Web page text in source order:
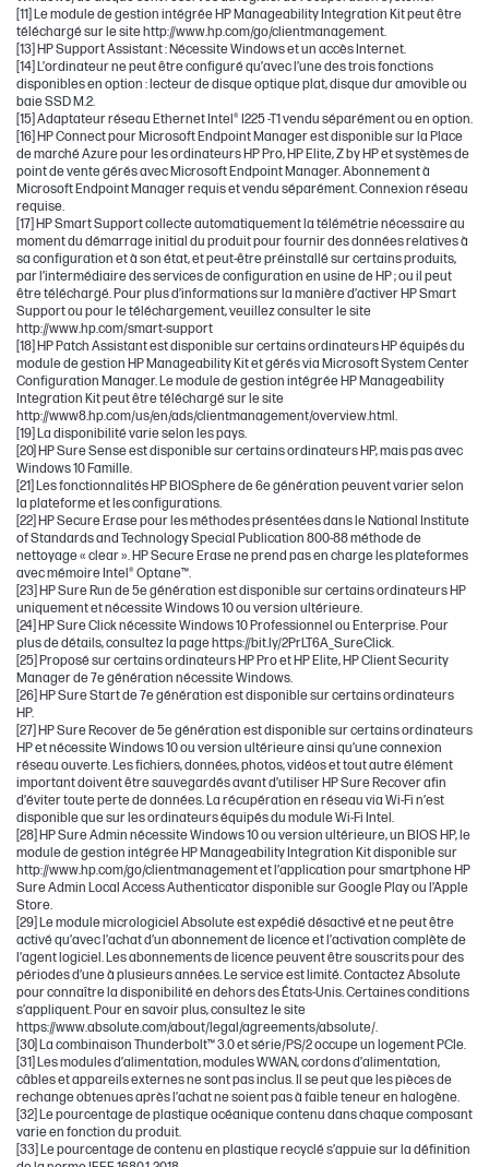
[11] Le module de gestion intégrée HP Manageability Integration Kit peut être
téléchargé sur le site http://www.hp.com/go/clientmanagement.
[13] HP Support Assistant : Nécessite Windows et un accès Internet.
[14] L’ordinateur ne peut être configuré qu’avec l’une des trois fonctions
disponibles en option : lecteur de disque optique plat, disque dur amovible ou
baie SSD M.2.
[15] Adaptateur réseau Ethernet Intel® I225 -T1 vendu séparément ou en option.
[16] HP Connect pour Microsoft Endpoint Manager est disponible sur la Place
de marché Azure pour les ordinateurs HP Pro, HP Elite, Z by HP et systèmes de
point de vente gérés avec Microsoft Endpoint Manager. Abonnement à
Microsoft Endpoint Manager requis et vendu séparément. Connexion réseau
requise.
[17] HP Smart Support collecte automatiquement la télémétrie nécessaire au
moment du démarrage initial du produit pour fournir des données relatives à
sa configuration et à son état, et peut-être préinstallé sur certains produits,
par l’intermédiaire des services de configuration en usine de HP ; ou il peut
être téléchargé. Pour plus d’informations sur la manière d’activer HP Smart
Support ou pour le téléchargement, veuillez consulter le site
http://www.hp.com/smart-support
[18] HP Patch Assistant est disponible sur certains ordinateurs HP équipés du
module de gestion HP Manageability Kit et gérés via Microsoft System Center
Configuration Manager. Le module de gestion intégrée HP Manageability
Integration Kit peut être téléchargé sur le site
http://www8.hp.com/us/en/ads/clientmanagement/overview.html.
[19] La disponibilité varie selon les pays.
[20] HP Sure Sense est disponible sur certains ordinateurs HP, mais pas avec
Windows 10 Famille.
[21] Les fonctionnalités HP BIOSphere de 6e génération peuvent varier selon
la plateforme et les configurations.
[22] HP Secure Erase pour les méthodes présentées dans le National Institute
of Standards and Technology Special Publication 800-88 méthode de
nettoyage « clear ». HP Secure Erase ne prend pas en charge les plateformes
avec mémoire Intel® Optane™.
[23] HP Sure Run de 5e génération est disponible sur certains ordinateurs HP
uniquement et nécessite Windows 10 ou version ultérieure.
[24] HP Sure Click nécessite Windows 10 Professionnel ou Enterprise. Pour
plus de détails, consultez la page https://bit.ly/2PrLT6A_SureClick.
[25] Proposé sur certains ordinateurs HP Pro et HP Elite, HP Client Security
Manager de 7e génération nécessite Windows.
[26] HP Sure Start de 7e génération est disponible sur certains ordinateurs
HP.
[27] HP Sure Recover de 5e génération est disponible sur certains ordinateurs
HP et nécessite Windows 10 ou version ultérieure ainsi qu’une connexion
réseau ouverte. Les fichiers, données, photos, vidéos et tout autre élément
important doivent être sauvegardés avant d’utiliser HP Sure Recover afin
d’éviter toute perte de données. La récupération en réseau via Wi-Fi n’est
disponible que sur les ordinateurs équipés du module Wi-Fi Intel.
[28] HP Sure Admin nécessite Windows 10 ou version ultérieure, un BIOS HP, le
module de gestion intégrée HP Manageability Integration Kit disponible sur
http://www.hp.com/go/clientmanagement et l’application pour smartphone HP
Sure Admin Local Access Authenticator disponible sur Google Play ou l’Apple
Store.
[29] Le module micrologiciel Absolute est expédié désactivé et ne peut être
activé qu’avec l’achat d’un abonnement de licence et l’activation complète de
l’agent logiciel. Les abonnements de licence peuvent être souscrits pour des
périodes d’une à plusieurs années. Le service est limité. Contactez Absolute
pour connaître la disponibilité en dehors des États-Unis. Certaines conditions
s’appliquent. Pour en savoir plus, consultez le site
https://www.absolute.com/about/legal/agreements/absolute/.
[30] La combinaison Thunderbolt™ 3.0 et série/PS/2 occupe un logement PCIe.
[31] Les modules d’alimentation, modules WWAN, cordons d’alimentation,
câbles et appareils externes ne sont pas inclus. Il se peut que les pièces de
rechange obtenues après l’achat ne soient pas à faible teneur en halogène.
[32] Le pourcentage de plastique océanique contenu dans chaque composant
varie en fonction du produit.
[33] Le pourcentage de contenu en plastique recyclé s’appuie sur la définition